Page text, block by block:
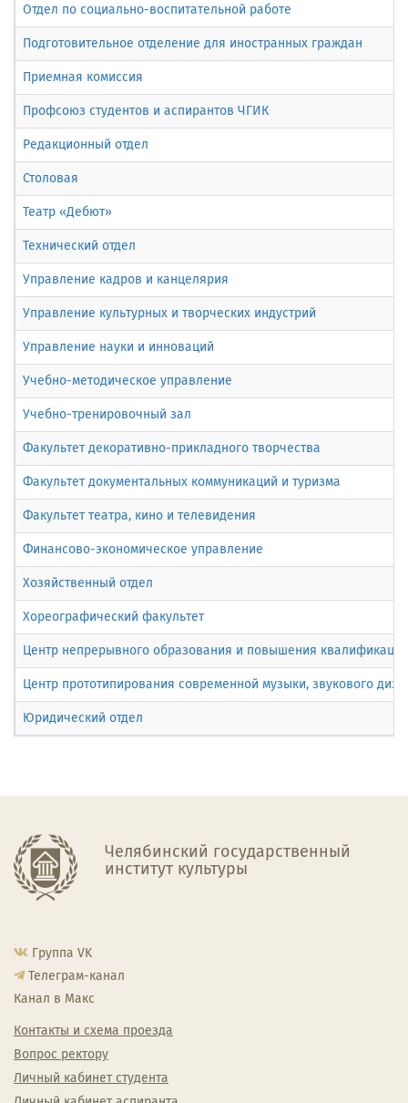
Отдел по социально-воспитательной работе
Подготовительное отделение для иностранных граждан
Приемная комиссия
Профсоюз студентов и аспирантов ЧГИК
Редакционный отдел
Столовая
Театр «Дебют»
Технический отдел
Управление кадров и канцелярия
Управление культурных и творческих индустрий
Управление науки и инноваций
Учебно-методическое управление
Учебно-тренировочный зал
Факультет декоративно-прикладного творчества
Факультет документальных коммуникаций и туризма
Факультет театра, кино и телевидения
Финансово-экономическое управление
Хозяйственный отдел
Хореографический факультет
Центр непрерывного образования и повышения
Центр прототипирования современной музыки, звукового
Юридический отдел
Челябинский государственный
институт культуры
Группа VK
Телеграм-канал
Канал в Макс
Контакты и схема проезда
Вопрос ректору
Личный кабинет студента